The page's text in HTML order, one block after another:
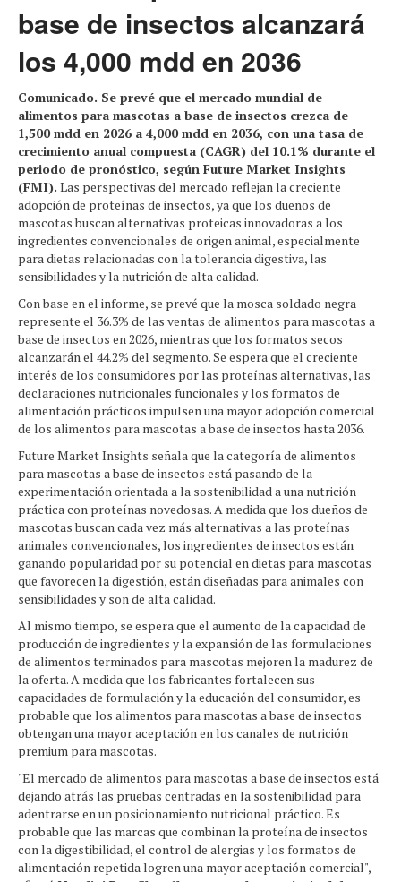
base de insectos alcanzará
los 4,000 mdd en 2036
Comunicado. Se prevé que el mercado mundial de
alimentos para mascotas a base de insectos crezca de
1,500 mdd en 2026 a 4,000 mdd en 2036, con una tasa de
crecimiento anual compuesta (CAGR) del 10.1% durante el
periodo de pronóstico, según Future Market Insights
(FMI). Las perspectivas del mercado reflejan la creciente
adopción de proteínas de insectos, ya que los dueños de
mascotas buscan alternativas proteicas innovadoras a los
ingredientes convencionales de origen animal, especialmente
para dietas relacionadas con la tolerancia digestiva, las
sensibilidades y la nutrición de alta calidad.
Con base en el informe, se prevé que la mosca soldado negra
represente el 36.3% de las ventas de alimentos para mascotas a
base de insectos en 2026, mientras que los formatos secos
alcanzarán el 44.2% del segmento. Se espera que el creciente
interés de los consumidores por las proteínas alternativas, las
declaraciones nutricionales funcionales y los formatos de
alimentación prácticos impulsen una mayor adopción comercial
de los alimentos para mascotas a base de insectos hasta 2036.
Future Market Insights señala que la categoría de alimentos
para mascotas a base de insectos está pasando de la
experimentación orientada a la sostenibilidad a una nutrición
práctica con proteínas novedosas. A medida que los dueños de
mascotas buscan cada vez más alternativas a las proteínas
animales convencionales, los ingredientes de insectos están
ganando popularidad por su potencial en dietas para mascotas
que favorecen la digestión, están diseñadas para animales con
sensibilidades y son de alta calidad.
Al mismo tiempo, se espera que el aumento de la capacidad de
producción de ingredientes y la expansión de las formulaciones
de alimentos terminados para mascotas mejoren la madurez de
la oferta. A medida que los fabricantes fortalecen sus
capacidades de formulación y la educación del consumidor, es
probable que los alimentos para mascotas a base de insectos
obtengan una mayor aceptación en los canales de nutrición
premium para mascotas.
"El mercado de alimentos para mascotas a base de insectos está
dejando atrás las pruebas centradas en la sostenibilidad para
adentrarse en un posicionamiento nutricional práctico. Es
probable que las marcas que combinan la proteína de insectos
con la digestibilidad, el control de alergias y los formatos de
alimentación repetida logren una mayor aceptación comercial",